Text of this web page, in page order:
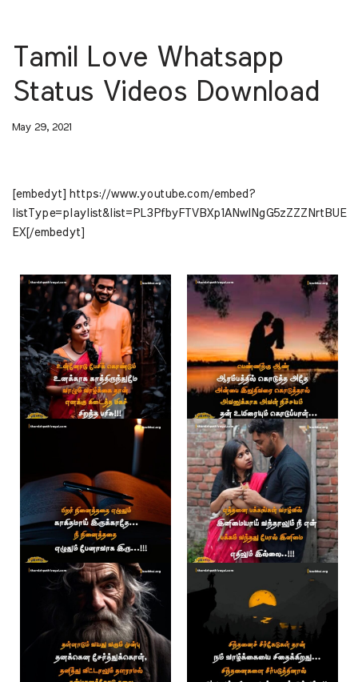
Tamil Love Whatsapp
Status Videos Download
May 29, 2021
[embedyt] https://www.youtube.com/embed?
listType=playlist&list=PL3PfbyFTVBXp1ANwINgG5zZZZNrtBUE
EX[/embedyt]